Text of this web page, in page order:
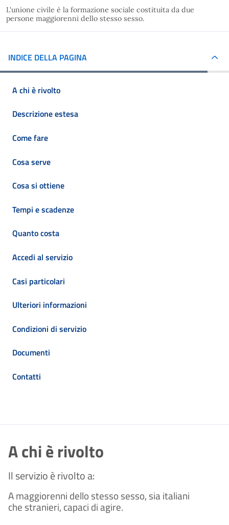
L'unione civile è la formazione sociale costituita da due
persone maggiorenni dello stesso sesso.
INDICE DELLA PAGINA
A chi è rivolto
Descrizione estesa
Come fare
Cosa serve
Cosa si ottiene
Tempi e scadenze
Quanto costa
Accedi al servizio
Casi particolari
Ulteriori informazioni
Condizioni di servizio
Documenti
Contatti
A chi è rivolto
Il servizio è rivolto a:
A maggiorenni dello stesso sesso, sia italiani
che stranieri, capaci di agire.